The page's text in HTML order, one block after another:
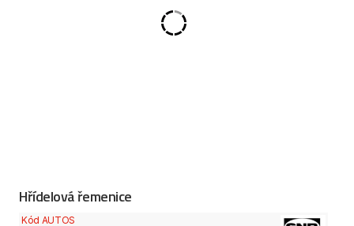
Hřídelová řemenice
Kód AUTOS